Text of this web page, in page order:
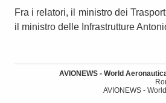
Fra i relatori, il ministro dei
il ministro delle Infrastrutture
AVIONEWS - World
AVIONEWS -